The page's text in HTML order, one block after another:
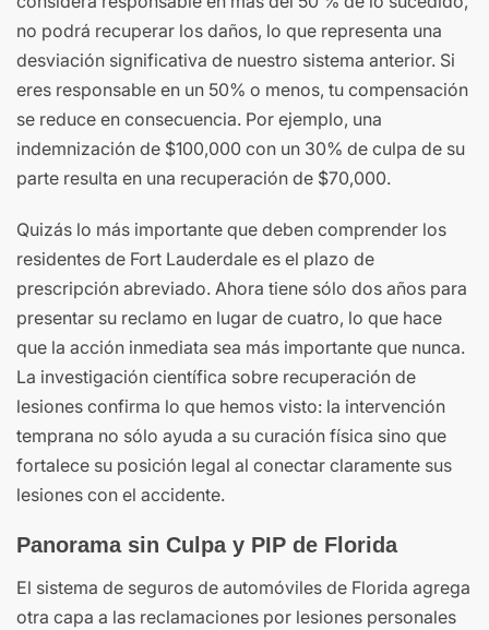
no podrá recuperar los daños, lo que representa una
desviación significativa de nuestro sistema anterior. Si
eres responsable en un 50% o menos, tu compensación
se reduce en consecuencia. Por ejemplo, una
indemnización de $100,000 con un 30% de culpa de su
parte resulta en una recuperación de $70,000.
Quizás lo más importante que deben comprender los
residentes de Fort Lauderdale es el plazo de
prescripción abreviado. Ahora tiene sólo dos años para
presentar su reclamo en lugar de cuatro, lo que hace
que la acción inmediata sea más importante que nunca.
La investigación científica sobre recuperación de
lesiones confirma lo que hemos visto: la intervención
temprana no sólo ayuda a su curación física sino que
fortalece su posición legal al conectar claramente sus
lesiones con el accidente.
Panorama sin Culpa y PIP de Florida
El sistema de seguros de automóviles de Florida agrega
otra capa a las reclamaciones por lesiones personales